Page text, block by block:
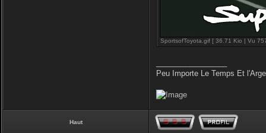
SportsofToyota.gif [ 36.71 Kio | Vu
Peu Importe Le Temps Et
Haut